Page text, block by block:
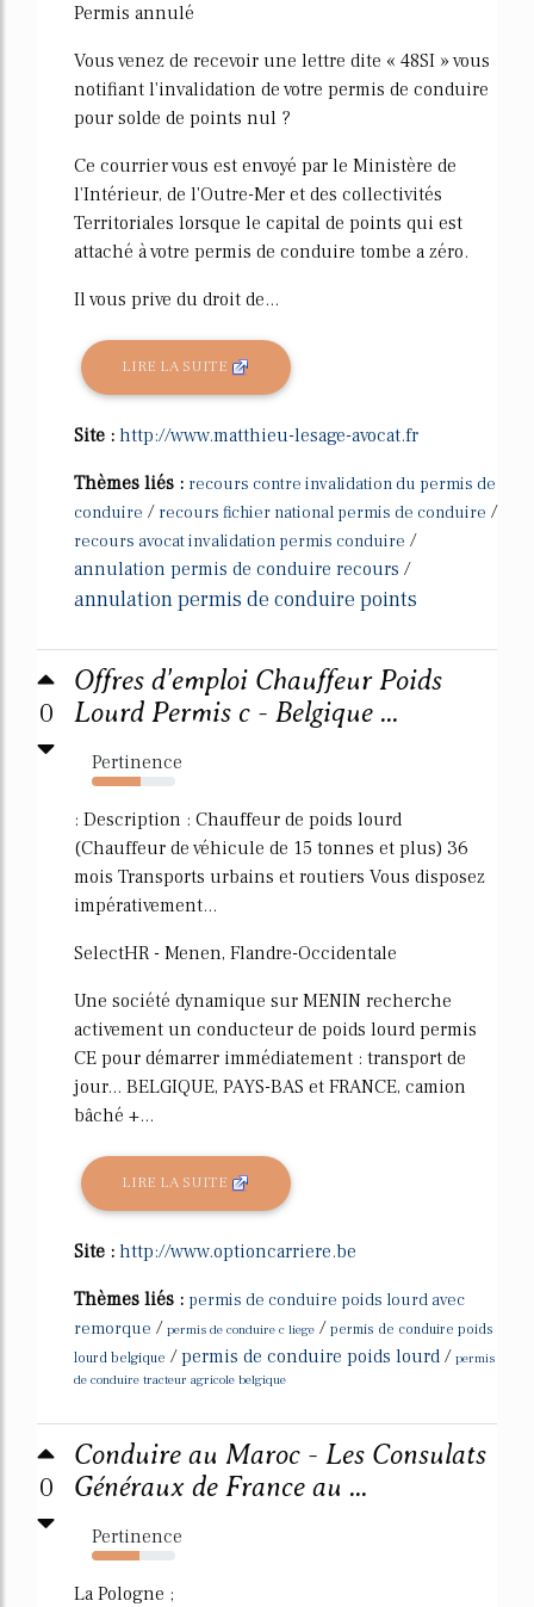
Permis annulé
Vous venez de recevoir une lettre dite « 48SI » vous
notifiant l'invalidation de votre permis de conduire
pour solde de points nul ?
Ce courrier vous est envoyé par le Ministère de
l'Intérieur, de l'Outre-Mer et des collectivités
Territoriales lorsque le capital de points qui est
attaché à votre permis de conduire tombe a zéro.
Il vous prive du droit de...
LIRE LA SUITE
Site : http://www.matthieu-lesage-avocat.fr
Thèmes liés : recours contre invalidation du permis de
conduire / recours fichier national permis de conduire /
recours avocat invalidation permis conduire /
annulation permis de conduire recours /
annulation permis de conduire points
0
Offres d'emploi Chauffeur Poids
Lourd Permis c - Belgique ...
Pertinence
59%
: Description : Chauffeur de poids lourd
(Chauffeur de véhicule de 15 tonnes et plus) 36
mois Transports urbains et routiers Vous disposez
impérativement...
SelectHR - Menen, Flandre-Occidentale
Une société dynamique sur MENIN recherche
activement un conducteur de poids lourd permis
CE pour démarrer immédiatement : transport de
jour... BELGIQUE, PAYS-BAS et FRANCE, camion
bâché +...
LIRE LA SUITE
Site : http://www.optioncarriere.be
Thèmes liés : permis de conduire poids lourd avec
remorque / permis de conduire c liege / permis de conduire poids
lourd belgique /permis de conduire poids lourd / permis
de conduire tracteur agricole belgique
0
Conduire au Maroc - Les Consulats
Généraux de France au ...
Pertinence
57%
La Pologne ;